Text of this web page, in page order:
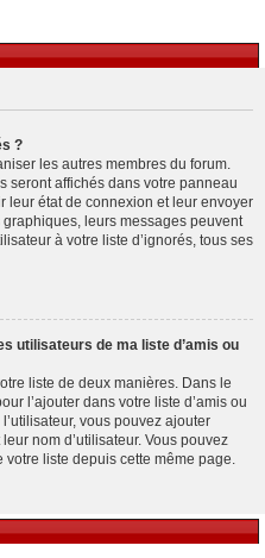
?
les autres membres du forum.
seront affichés dans votre panneau
leur état de connexion et leur envoyer
leurs messages peuvent
à votre liste d’ignorés, tous ses
utilisateurs de ma liste d’amis ou
liste de deux manières. Dans le
l’ajouter dans votre liste d’amis ou
vous pouvez ajouter
nom d’utilisateur. Vous pouvez
liste depuis cette même page.